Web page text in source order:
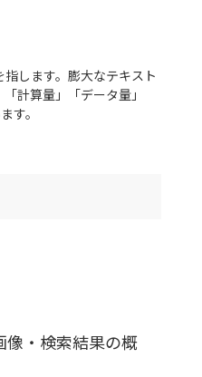
します。膨大なテキスト
計算量」「データ量」
す。
・検索結果の概